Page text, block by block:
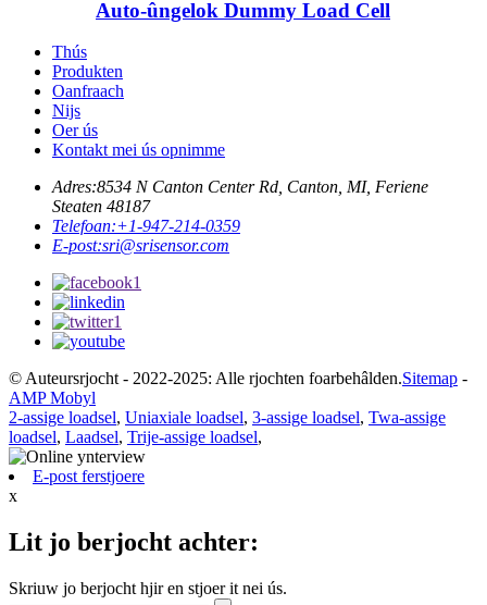
Auto-ûngelok Dummy Load Cell
Thús
Produkten
Oanfraach
Nijs
Oer ús
Kontakt mei ús opnimme
Adres:8534 N Canton Center Rd, Canton, MI, Feriene
Steaten 48187
Telefoan:+1-947-214-0359
E-post:sri@srisensor.com
© Auteursrjocht - 2022-2025: Alle rjochten foarbehâlden.Sitemap -
AMP Mobyl
2-assige loadsel, Uniaxiale loadsel, 3-assige loadsel, Twa-assige
loadsel, Laadsel, Trije-assige loadsel,
E-post ferstjoere
x
Lit jo berjocht achter:
Skriuw jo berjocht hjir en stjoer it nei ús.